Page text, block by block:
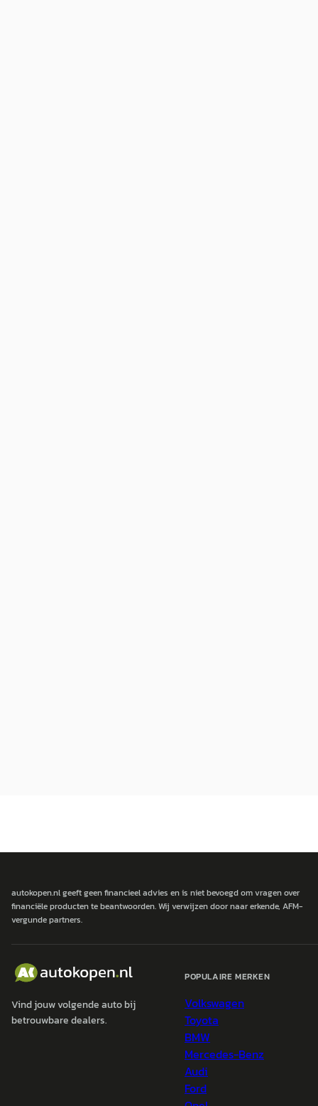
autokopen.nl geeft geen financieel advies en is niet bevoegd om vragen over
financiële producten te beantwoorden. Wij verwijzen door naar erkende, AFM-
vergunde partners.
Vind jouw volgende auto bij
betrouwbare dealers.
POPULAIRE MERKEN
Volkswagen
Toyota
BMW
Mercedes-Benz
Audi
Ford